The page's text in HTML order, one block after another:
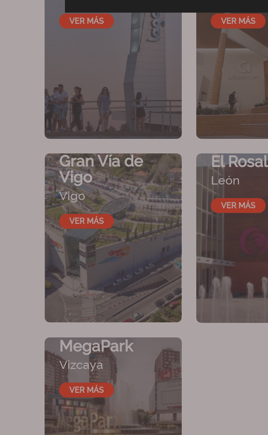
VER MÁS VER MÁS
Gran Vía de
Vigo
Vigo
VER MÁS
El Rosal
León
VER MÁS
MegaPark
Vizcaya
VER MÁS